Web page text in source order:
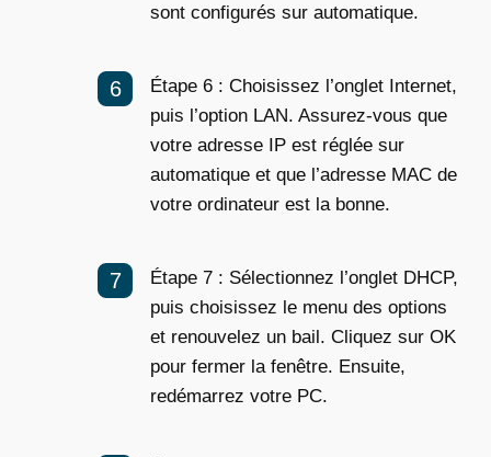
sont configurés sur automatique.
Étape 6 : Choisissez l’onglet Internet,
puis l’option LAN. Assurez-vous que
votre adresse IP est réglée sur
automatique et que l’adresse MAC de
votre ordinateur est la bonne.
Étape 7 : Sélectionnez l’onglet DHCP,
puis choisissez le menu des options
et renouvelez un bail. Cliquez sur OK
pour fermer la fenêtre. Ensuite,
redémarrez votre PC.